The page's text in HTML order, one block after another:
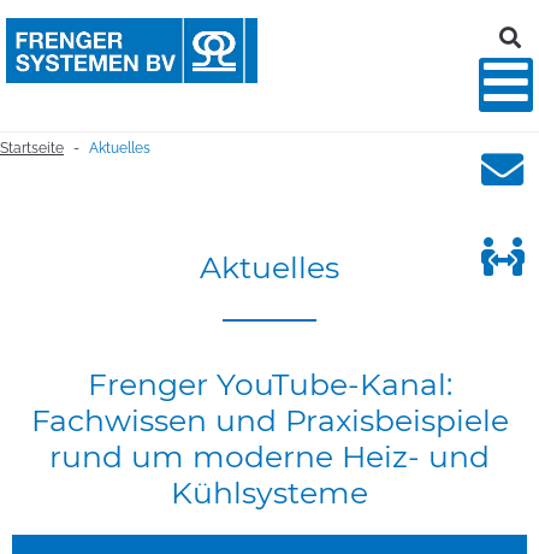
Startseite - Aktuelles
Aktuelles
Frenger YouTube-Kanal:
Fachwissen und Praxisbeispiele
rund um moderne Heiz- und
Kühlsysteme